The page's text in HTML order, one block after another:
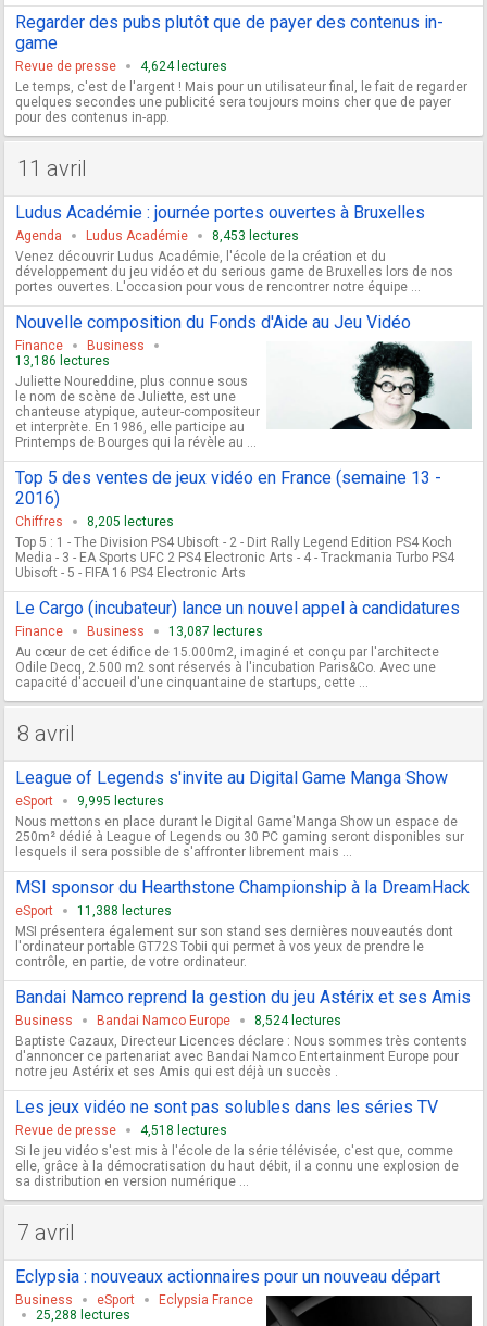
Regarder des pubs plutôt que de payer des contenus in-
game
Revue de presse
4,624 lectures
Le temps, c'est de l'argent ! Mais pour un utilisateur final, le fait de regarder
quelques secondes une publicité sera toujours moins cher que de payer
pour des contenus in-app.
11 avril
Ludus Académie : journée portes ouvertes à Bruxelles
Agenda Ludus Académie
8,453 lectures
Venez découvrir Ludus Académie, l'école de la création et du
développement du jeu vidéo et du serious game de Bruxelles lors de nos
portes ouvertes. L'occasion pour vous de rencontrer notre équipe ...
Nouvelle composition du Fonds d'Aide au Jeu Vidéo
Finance
Business
13,186 lectures
Juliette Noureddine, plus connue sous
le nom de scène de Juliette, est une
chanteuse atypique, auteur-compositeur
et interprète. En 1986, elle participe au
Printemps de Bourges qui la révèle au ...
Top 5 des ventes de jeux vidéo en France (semaine 13 -
2016)
Chiffres
8,205 lectures
Top 5 : 1 - The Division PS4 Ubisoft - 2 - Dirt Rally Legend Edition PS4 Koch
Media - 3 - EA Sports UFC 2 PS4 Electronic Arts - 4 - Trackmania Turbo PS4
Ubisoft - 5 - FIFA 16 PS4 Electronic Arts
Le Cargo (incubateur) lance un nouvel appel à candidatures
Finance Business
13,087 lectures
Au cœur de cet édifice de 15.000m2, imaginé et conçu par l'architecte
Odile Decq, 2.500 m2 sont réservés à l'incubation Paris&Co. Avec une
capacité d'accueil d'une cinquantaine de startups, cette ...
8 avril
League of Legends s'invite au Digital Game Manga Show
eSport
9,995 lectures
Nous mettons en place durant le Digital Game'Manga Show un espace de
250m² dédié à League of Legends ou 30 PC gaming seront disponibles sur
lesquels il sera possible de s'affronter librement mais ...
MSI sponsor du Hearthstone Championship à la DreamHack
eSport
11,388 lectures
MSI présentera également sur son stand ses dernières nouveautés dont
l'ordinateur portable GT72S Tobii qui permet à vos yeux de prendre le
contrôle, en partie, de votre ordinateur.
Bandai Namco reprend la gestion du jeu Astérix et ses Amis
Business Bandai Namco Europe
8,524 lectures
Baptiste Cazaux, Directeur Licences déclare : Nous sommes très contents
d'annoncer ce partenariat avec Bandai Namco Entertainment Europe pour
notre jeu Astérix et ses Amis qui est déjà un succès .
Les jeux vidéo ne sont pas solubles dans les séries TV
Revue de presse
4,518 lectures
Si le jeu vidéo s'est mis à l'école de la série télévisée, c'est que, comme
elle, grâce à la démocratisation du haut débit, il a connu une explosion de
sa distribution en version numérique ...
7 avril
Eclypsia : nouveaux actionnaires pour un nouveau départ
Business eSport
Eclypsia France
25,288 lectures